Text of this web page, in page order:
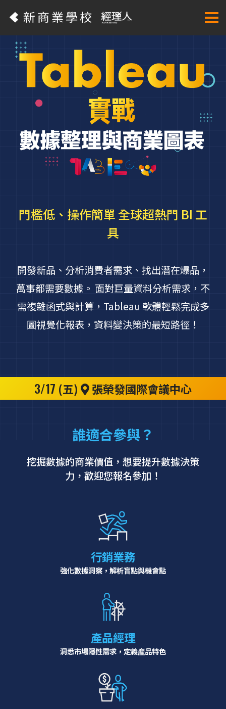
門檻低、操作簡單 全球超熱門 BI 工
具
開發新品、分析消費者需求、找出潛在爆品，
萬事都需要數據。 面對巨量資料分析需求，不
需複雜函式與計算，Tableau 軟體輕鬆完成多
圖視覺化報表，資料變決策的最短路徑！
3/17 (五) 張榮發國際會議中心
誰適合參與？
挖掘數據的商業價值，想要提升數據決策
力，歡迎您報名參加！
行銷業務
強化數據洞察，解析盲點與機會點
產品經理
洞悉市場隱性需求，定義產品特色